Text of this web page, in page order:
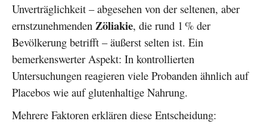
Unverträglichkeit – abgesehen von der seltenen, aber
ernstzunehmenden Zöliakie, die rund 1 % der
Bevölkerung betrifft – äußerst selten ist. Ein
bemerkenswerter Aspekt: In kontrollierten
Untersuchungen reagieren viele Probanden ähnlich auf
Placebos wie auf glutenhaltige Nahrung.
Mehrere Faktoren erklären diese Entscheidung: